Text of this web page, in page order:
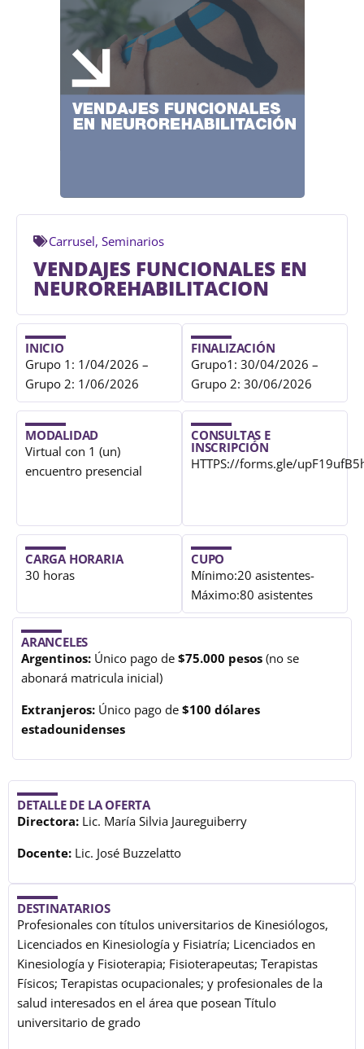
Carrusel, Seminarios
VENDAJES FUNCIONALES EN
NEUROREHABILITACION
INICIO
Grupo 1: 1/04/2026 –
Grupo 2: 1/06/2026
FINALIZACIÓN
Grupo1: 30/04/2026 –
Grupo 2: 30/06/2026
MODALIDAD
Virtual con 1 (un)
encuentro presencial
CONSULTAS E
INSCRIPCIÓN
HTTPS://forms.gle/
CARGA HORARIA
30 horas
CUPO
Mínimo:20 asistentes-
Máximo:80 asistentes
ARANCELES
Argentinos: Único pago de $75.000 pesos (no se
abonará matricula inicial)
Extranjeros: Único pago de $100 dólares
estadounidenses
DETALLE DE LA OFERTA
Directora: Lic. María Silvia Jaureguiberry
Docente: Lic. José Buzzelatto
DESTINATARIOS
Profesionales con títulos universitarios de Kinesiólogos,
Licenciados en Kinesiología y Fisiatría; Licenciados en
Kinesiología y Fisioterapia; Fisioterapeutas; Terapistas
Físicos; Terapistas ocupacionales; y profesionales de la
salud interesados en el área que posean Título
universitario de grado